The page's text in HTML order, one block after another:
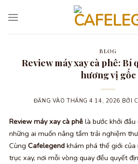
qua
BLOG
Review máy xay cà phê: Bí
hương vị gốc
ĐĂNG VÀO THÁNG 4 14, 2026 BỞI
Review máy xay cà phê là bước khởi
những ai muốn nâng tầm trải nghiệm
Cùng Cafelegend khám phá thế giới
trục xay, nơi mỗi vòng quay đều quyết